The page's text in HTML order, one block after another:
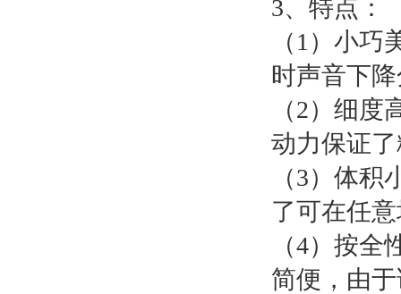
3、特点：
（1）小
时声音下
（2）细
动力保证
（3）体
了可在任
（4）按
简便，由